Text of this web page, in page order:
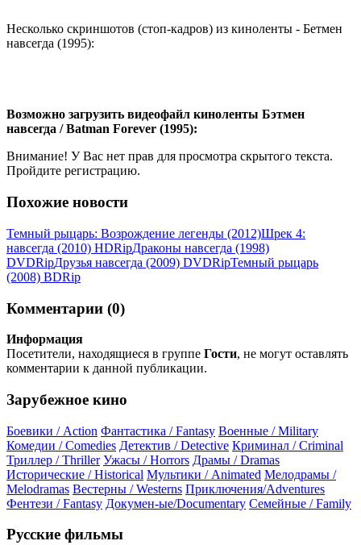
Несколько скриншотов (стоп-кадров) из киноленты - Бетмен
навсегда (1995):
Возможно загрузить видеофайл киноленты Бэтмен
навсегда / Batman Forever (1995):
Внимание! У Вас нет прав для просмотра скрытого текста.
Пройдите регистрацию.
Похожие новости
Темный рыцарь: Возрождение легенды (2012)Шрек 4:
навсегда (2010) НDRірДраконы навсегда (1998)
DVDRірДрузья навсегда (2009) DVDRірТемный рыцарь
(2008) ВDRір
Комментарии (0)
Информация
Посетители, находящиеся в группе Гости, не могут оставлять
комментарии к данной публикации.
Зарубежное кино
Боевики / Action Фантастика / Fantasy Военные / Military
Комедии / Comedies Детектив / Detective Криминал / Criminal
Триллер / Thriller Ужасы / Horrors Драмы / Dramas
Исторические / Historical Мультики / Animated Мелодрамы /
Melodramas Вестерны / Westerns Приключения/Adventures
Фентези / Fantasy Докумен-ые/Documentary Семейные / Family
Русские фильмы